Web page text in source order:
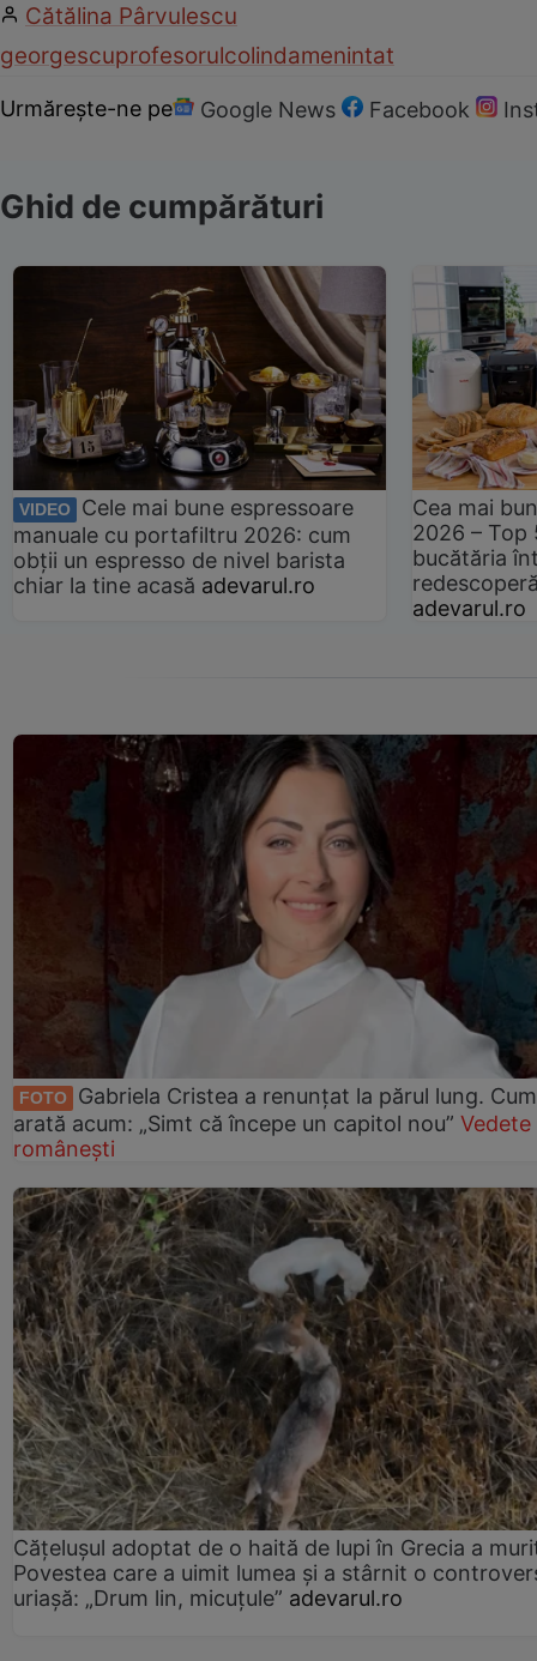
Cătălina Pârvulescu
georgescuprofesorulcolindamenintat
Urmărește-ne pe Google News Facebook
Ghid de cumpărături
VIDEO
Cele mai bune espressoare
manuale cu portafiltru 2026: cum
obții un espresso de nivel barista
chiar la tine acasă adevarul.ro
Cea mai
2026 –
bucătăria
adevarul.ro
FOTO
Gabriela Cristea a renunțat la părul lung. Cum
arată acum: „Simt că începe un capitol nou” Vedete
românești
Cățelușul adoptat de o haită de lupi în Grecia a
Povestea care a uimit lumea și a stârnit o
uriașă: „Drum lin, micuțule” adevarul.ro